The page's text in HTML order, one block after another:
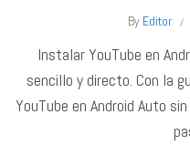
By Editor
Instalar YouTube en
sencillo y directo. Con la
YouTube en Android Auto